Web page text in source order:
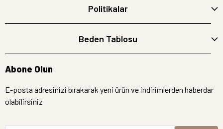
Politikalar
Beden Tablosu
Abone Olun
E-posta adresinizi bırakarak yeni ürün ve indirimlerden haberdar
olabilirsiniz